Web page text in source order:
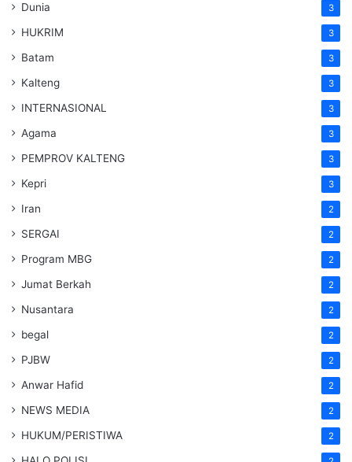
Dunia 3
HUKRIM 3
Batam 3
Kalteng 3
INTERNASIONAL 3
Agama 3
PEMPROV KALTENG 3
Kepri 3
Iran 2
SERGAI 2
Program MBG 2
Jumat Berkah 2
Nusantara 2
begal 2
PJBW 2
Anwar Hafid 2
NEWS MEDIA 2
HUKUM/PERISTIWA 2